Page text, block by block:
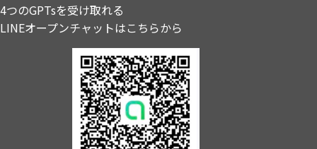
4つのGPTsを受け取れる
LINEオープンチャットはこちらから